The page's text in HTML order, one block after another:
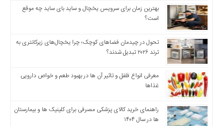
صفحه
اصلی
اقتصادی
اخبار
ایران
اخبار
المللی
اخبار
بهترین زمان برای سرویس یخچال و ساید بای ساید چه موقع
است؟
تحول در چیدمان فضاهای کوچک؛ چرا یخچال‌های زیرکانتری به
ترند ۲۰۲۶ تبدیل شدند؟
معرفی انواع فلفل و تاثیر آن ‌ها در بهبود طعم و خواص دارویی
غذاها
راهنمای خرید کالای پزشکی مصرفی برای کلینیک ها و بیمارستان
ها در سال ۱۴۰۴